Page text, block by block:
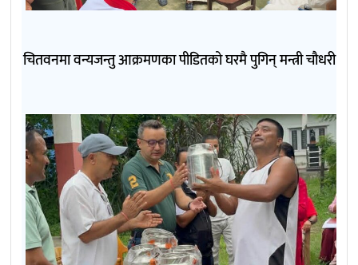
चितवनमा वन्यजन्तु आक्रमणका पीडितको घरमै पुगिन् मन्त्री चौधरी